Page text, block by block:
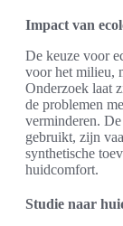
Impact van
De keuze voor
voor het milieu,
Onderzoek laat
de problemen
verminderen.
gebruikt, zijn
synthetische
huidcomfort.
Studie naar